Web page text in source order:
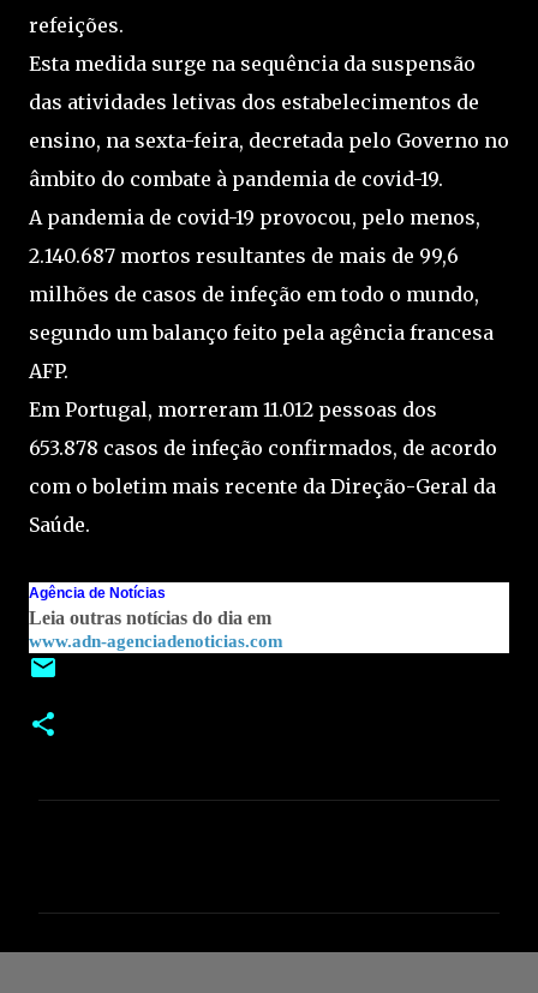
refeições.
Esta medida surge na sequência da suspensão
das atividades letivas dos estabelecimentos de
ensino, na sexta-feira, decretada pelo Governo no
âmbito do combate à pandemia de covid-19.
A pandemia de covid-19 provocou, pelo menos,
2.140.687 mortos resultantes de mais de 99,6
milhões de casos de infeção em todo o mundo,
segundo um balanço feito pela agência francesa
AFP.
Em Portugal, morreram 11.012 pessoas dos
653.878 casos de infeção confirmados, de acordo
com o boletim mais recente da Direção-Geral da
Saúde.
Agência de Notícias
Leia outras notícias do dia em
www.adn-agenciadenoticias.com